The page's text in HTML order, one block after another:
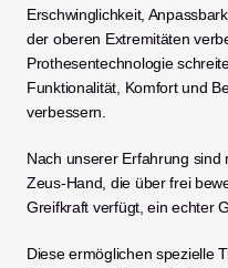
Erschwinglichkeit,
der oberen Extremitäten
Prothesentechnologie
Funktionalität, Komfort und
verbessern.
Nach unserer Erfahrung
Zeus-Hand, die über frei
Greifkraft verfügt, ein echter
Diese ermöglichen spezielle